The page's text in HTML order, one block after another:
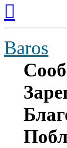
началу
Baros